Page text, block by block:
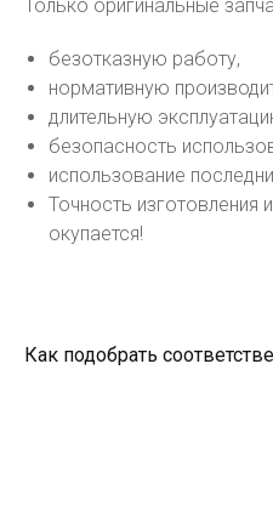
Только оригинальные
безотказную работу,
нормативную
длительную
безопасность
использование
Точность изготовления
окупается!
Как подобрать